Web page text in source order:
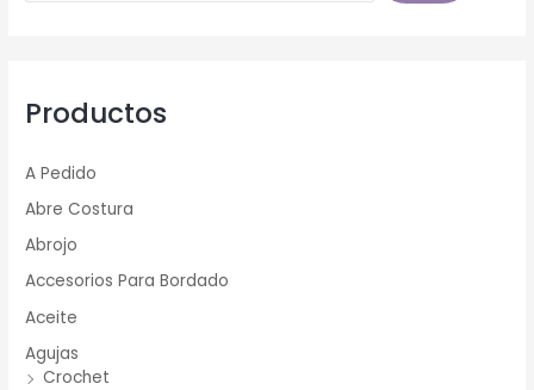
Productos
A Pedido
Abre Costura
Abrojo
Accesorios Para Bordado
Aceite
Agujas
Crochet